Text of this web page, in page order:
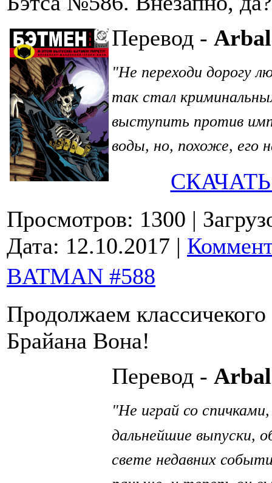
Перевод -
"Не переходи дорогу
так стал
выступить против
воды, но, похоже, его
Просмотров: 1300 |
Дата: 12.10.2017 |
BATMAN #588
Продолжаем
Брайана Вона!
Перевод -
"Не играй со
дальнейшие выпуски,
свете недавних